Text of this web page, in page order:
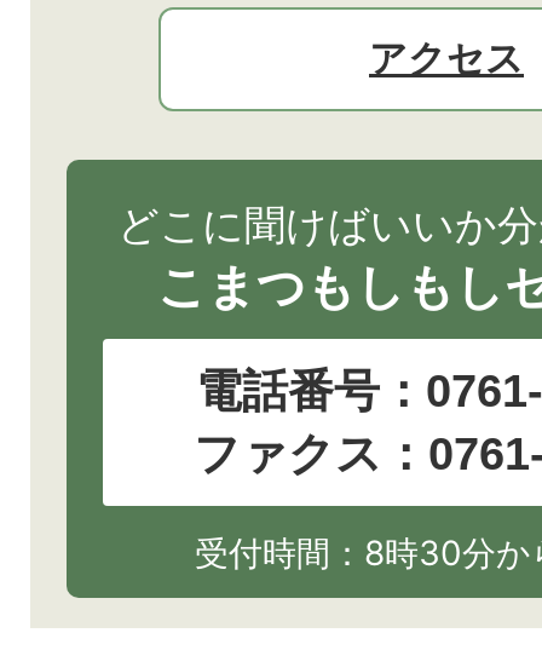
アクセス
どこに聞けばいいか
こまつもしもし
電話番号：
ファクス：
受付時間：8時30分